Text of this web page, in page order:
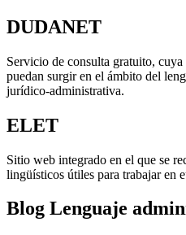
DUDANET
Servicio de consulta gratuito,
puedan surgir en el ámbito del
jurídico-administrativa.
ELET
Sitio web integrado en el que se
lingüísticos útiles para trabajar en
Blog Lenguaje